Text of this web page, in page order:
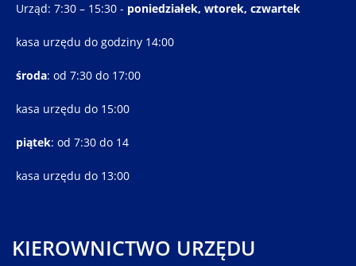
Urząd: 7:30 – 15:30 - poniedziałek, wtorek, czwartek
kasa urzędu do godziny 14:00
środa: od 7:30 do 17:00
kasa urzędu do 15:00
piątek: od 7:30 do 14
kasa urzędu do 13:00
KIEROWNICTWO URZĘDU